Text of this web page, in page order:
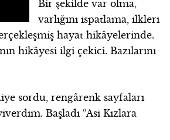
Bir şekilde var olma,
varlığını ispatlama, ilkleri
hayat hikâyelerinde.
hikâyesi ilgi çekici. Bazılarını
sordu, rengârenk sayfaları
Başladı “Asi Kızlara